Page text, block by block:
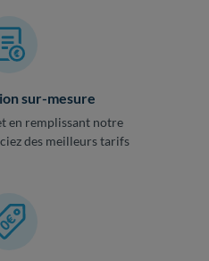
sur-mesure
en remplissant notre
des meilleurs tarifs